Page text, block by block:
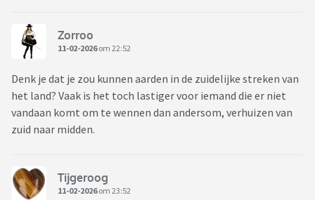
Zorroo
11-02-2026om 22:52
Denk je dat je zou kunnen aarden in de zuidelijke streken van
het land? Vaak is het toch lastiger voor iemand die er niet
vandaan komt om te wennen dan andersom, verhuizen van
zuid naar midden.
Tijgeroog
11-02-2026om 23:52